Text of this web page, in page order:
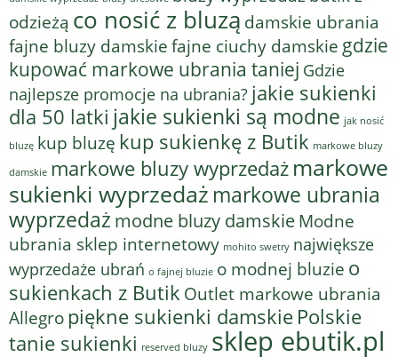
odzieżą co nosić z bluzą damskie ubrania
fajne bluzy damskiefajne ciuchy damskie gdzie
kupować markowe ubrania taniej Gdzie
najlepsze promocje na ubrania? jakie sukienki
dla 50 latki jakie sukienki są modne jak nosić
bluzę kup bluzę kup sukienkę z Butik markowe bluzy
damskie markowe bluzy wyprzedaż markowe
sukienki wyprzedaż markowe ubrania
wyprzedaż modne bluzy damskie Modne
ubrania sklep internetowy mohito swetry największe
wyprzedaże ubrań o fajnej bluzie o modnej bluzie o
sukienkach z Butik Outlet markowe ubrania
Allegropiękne sukienki damskie Polskie
tanie sukienki reserved bluzy sklep ebutik.pl